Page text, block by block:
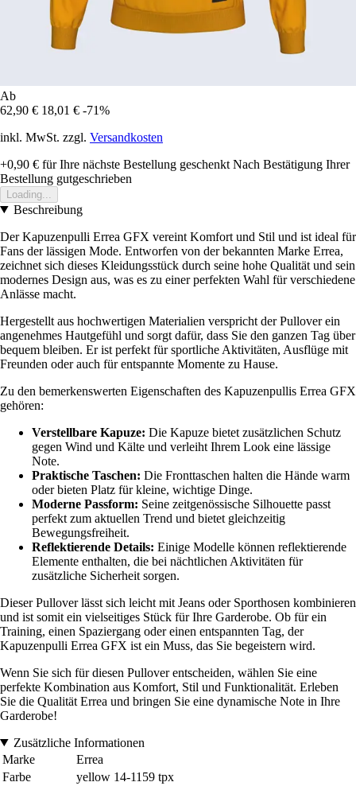
Ab
62,90 € 18,01 € -71%
inkl. MwSt. zzgl. Versandkosten
+0,90 € für Ihre nächste Bestellung geschenkt Nach Bestätigung Ihrer
Bestellung gutgeschrieben
Loading...
Beschreibung
Der Kapuzenpulli Errea GFX vereint Komfort und Stil und ist ideal für
Fans der lässigen Mode. Entworfen von der bekannten Marke Errea,
zeichnet sich dieses Kleidungsstück durch seine hohe Qualität und sein
modernes Design aus, was es zu einer perfekten Wahl für verschiedene
Anlässe macht.
Hergestellt aus hochwertigen Materialien verspricht der Pullover ein
angenehmes Hautgefühl und sorgt dafür, dass Sie den ganzen Tag über
bequem bleiben. Er ist perfekt für sportliche Aktivitäten, Ausflüge mit
Freunden oder auch für entspannte Momente zu Hause.
Zu den bemerkenswerten Eigenschaften des Kapuzenpullis Errea GFX
gehören:
Verstellbare Kapuze: Die Kapuze bietet zusätzlichen Schutz
gegen Wind und Kälte und verleiht Ihrem Look eine lässige
Note.
Praktische Taschen: Die Fronttaschen halten die Hände warm
oder bieten Platz für kleine, wichtige Dinge.
Moderne Passform: Seine zeitgenössische Silhouette passt
perfekt zum aktuellen Trend und bietet gleichzeitig
Bewegungsfreiheit.
Reflektierende Details: Einige Modelle können reflektierende
Elemente enthalten, die bei nächtlichen Aktivitäten für
zusätzliche Sicherheit sorgen.
Dieser Pullover lässt sich leicht mit Jeans oder Sporthosen kombinieren
und ist somit ein vielseitiges Stück für Ihre Garderobe. Ob für ein
Training, einen Spaziergang oder einen entspannten Tag, der
Kapuzenpulli Errea GFX ist ein Muss, das Sie begeistern wird.
Wenn Sie sich für diesen Pullover entscheiden, wählen Sie eine
perfekte Kombination aus Komfort, Stil und Funktionalität. Erleben
Sie die Qualität Errea und bringen Sie eine dynamische Note in Ihre
Garderobe!
Zusätzliche Informationen
Marke
Errea
Farbe
yellow 14-1159 tpx